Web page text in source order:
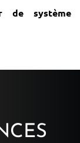
de système